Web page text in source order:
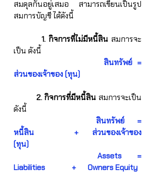
สมดุลกันอยู่เสมอ  สามารถเขียนเป็นรูป
สมการบัญชี ได้ดังนี้
1. กิจการที่ไม่มีหนี้สิน สมการจะ
เป็น ดังนี้
สินทรัพย์ =
ส่วนของเจ้าของ (ทุน)
2. กิจการที่มีหนี้สิน สมการจะเป็น
ดังนี้
หนี้สิน      		+      ส่วนของเจ้าของ
(ทุน)
Liabilities      	+      Owners Equity